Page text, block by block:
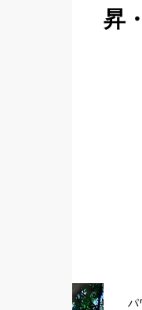
昇
パ